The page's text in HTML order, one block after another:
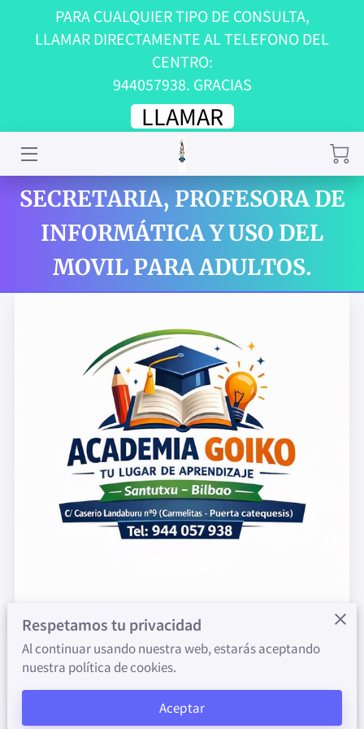
PARA CUALQUIER TIPO DE CONSULTA,
LLAMAR DIRECTAMENTE AL TELEFONO DEL
CENTRO:
944057938. GRACIAS
LLAMAR
NUESTRA CAMISETA
TRABAJA CON NOSOTROS
ORGANIGRAMA
CONTACTA CON NOSOTROS
¿NOS PONES UNA RESEÑA?
PUNTO DE RECOGIDA
SECRETARIA, PROFESORA DE
INFORMÁTICA Y USO DEL
MOVIL PARA ADULTOS.
ARRATE FRANCO:
(SECRETARIA, PROFESORA DE INFORMÁTICA Y
Respetamos tu privacidad
Al continuar usando nuestra web, estarás aceptando
nuestra política de cookies.
Aceptar